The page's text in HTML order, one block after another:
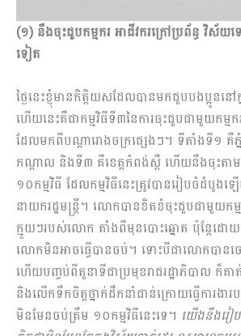
(១) នឹងចុះជួបកម្មករ អាជីវករក្រៅប្រព័ន្ធ វិ
ទៀត
ថ្ងៃនេះខ្ញុំមានកិត្តិយសដែលបានមកជួបបងប្អូននៅ
ហើយនេះគឺជាកម្មវិធីទី៣នៃការចុះជួបជាមួយក
ដែលមកពីបណ្ដារោងចក្រផ្សេងៗ។ ទីតាំងទី១ គឺភ្
កណ្ដាល និងទី៣ គឺខេត្តកំពង់ស្ពឺ ហើយនឹងចុះតា
១០កម្មវិធី ដែលកម្មវិធីនេះត្រូវបានរៀបចំដំបូង
នាយករដ្ឋមន្រ្តី។ លោកបានខិតខំចុះជួបជាមួយកម្
ក្មួយៗរបស់លោក តាំងពីមុនបោះឆ្នោត ប៉ុន្តែដោយ
លោកមិនអាចធ្វើបានចប់។ ទោះបីជាលោកបាន
ហើយបញ្ចប់ពីតួនាទីជាប្រមុខរាជរដ្ឋាភិបាល ក៏
និងលើកទឹកចិត្តថ្នាក់ដឹកនាំជាន់ក្រោយធ្វើការងារប
មិនមែនចប់ត្រឹម ១០កម្មវិធីនេះទេ។ យើងនឹងរៀ